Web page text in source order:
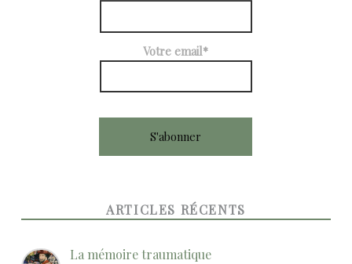
Votre email*
ARTICLES RÉCENTS
La mémoire traumatique